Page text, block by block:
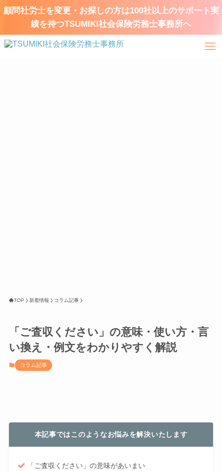
顧問社労士を変更・お探しの方は100社以上のサポート実
績を持つTSUMIKI社会保険労務士事務所へ
TOP 新着情報 コラム記事
「ご査収ください」の意味・使い方・言
い換え・例文をわかりやすく解説
コラム記事
本記事ではこのようなお悩みを解決いたします
「ご査収ください」の意味があいまい